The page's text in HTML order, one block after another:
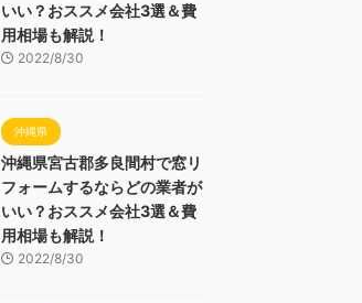
いい？おススメ会社3選＆費
用相場も解説！
2022/8/30
沖縄県
沖縄県宮古郡多良間村で窓リ
フォームするならどの業者が
いい？おススメ会社3選＆費
用相場も解説！
2022/8/30